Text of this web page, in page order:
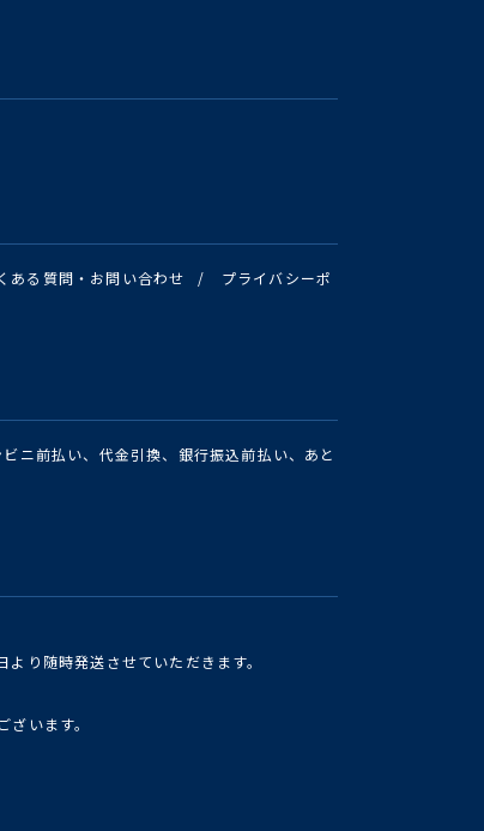
ある質問・お問い合わせ /
プライバシーポ
ニ前払い、代金引換、銀行振込前払い、あと
り随時発送させていただきます。
います。